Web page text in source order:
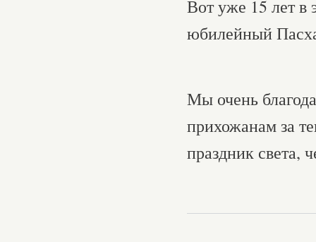
Вот уже 15 лет в
юбилейный
Мы очень
прихожанам за
праздник света,